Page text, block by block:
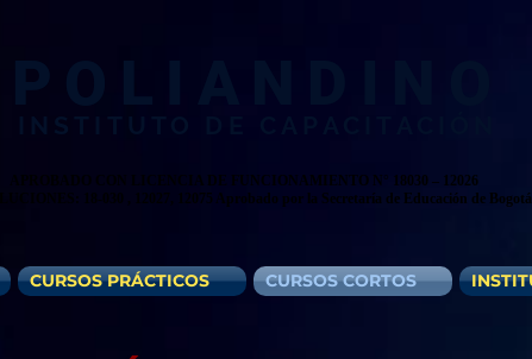
APROBADO CON LICENCIA DE FUNCIONAMIENTO N° 18030 – 12026
18-030 , 12027, 12075 Aprobado por la Secretaría de Educación de Bogotá
CURSOS PRÁCTICOS CURSOS CORTOS